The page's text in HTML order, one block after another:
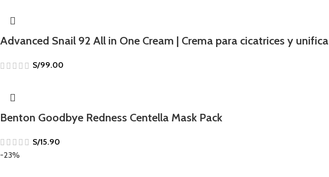
Advanced Snail 92 All in One Cream | Crema para cicatrices y unifica
S/99.00
Benton Goodbye Redness Centella Mask Pack
S/15.90
-23%